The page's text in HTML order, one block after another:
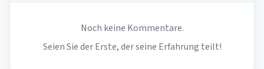
Noch keine Kommentare.
Seien Sie der Erste, der seine Erfahrung teilt!